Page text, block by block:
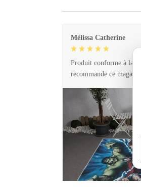
Mélissa Catherine
Produit conforme à la
recommande ce